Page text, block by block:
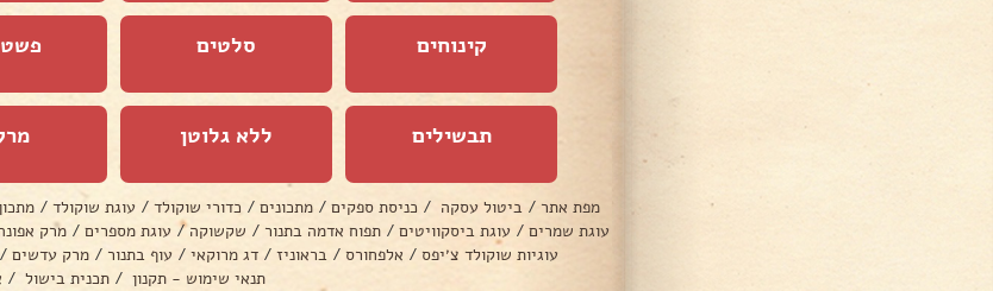
קינוחים סלטים
תבשילים ללא גלוטן
מפת אתר / ביטול עסקה / כניסת ספקים / מתכונים / כדורי שוקולד / עוגת שוקולד /
עוגת שמרים / עוגת ביסקוויטים / תפוח אדמה בתנור / שקשוקה/ עוגת מספרים / מרק
עוגיות שוקולד צ׳יפס / אלפחורס / בראוניז / דג מרוקאי / עוף בתנור / מרק עדשים /
תנאי שימוש - תקנון / תכנית בישול /